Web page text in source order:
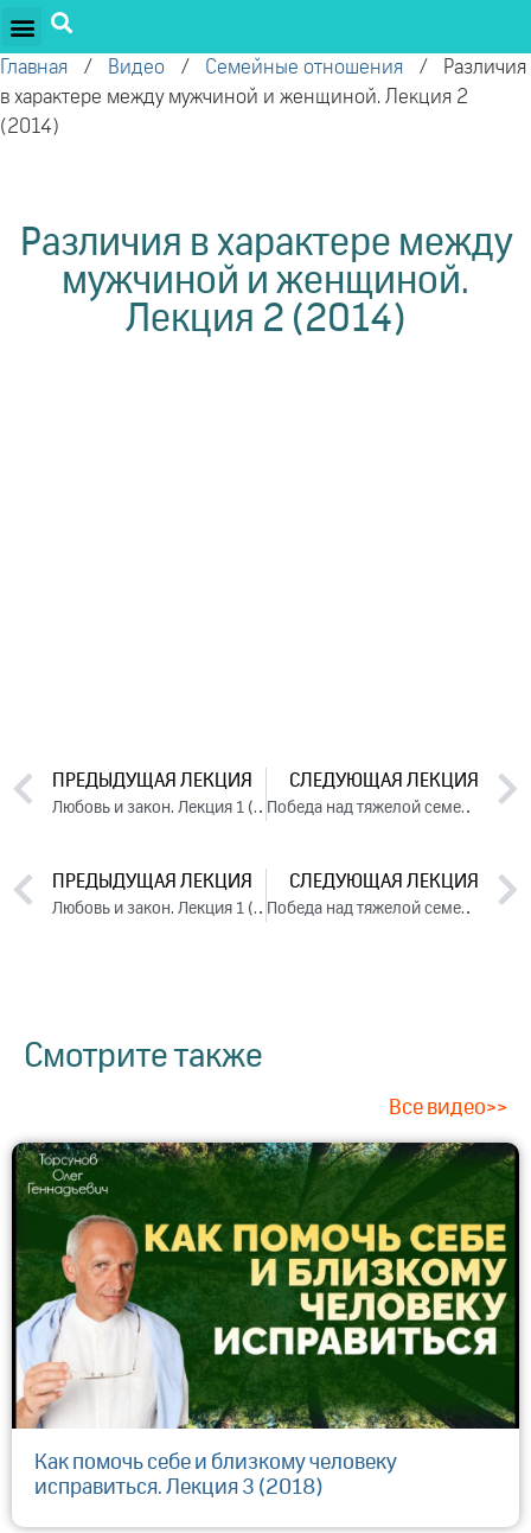
Главная / Видео / Семейные отношения /
Различия
в характере между мужчиной и женщиной. Лекция 2
(2014)
Различия в характере между
мужчиной и женщиной.
Лекция 2 (2014)
ПРЕДЫДУЩАЯ ЛЕКЦИЯ
Любовь и закон. Лекция 1 (2014)
СЛЕДУЮЩАЯ ЛЕКЦИЯ
Победа над тяжелой семейной кармой. Лекция 3 (2014)
ПРЕДЫДУЩАЯ ЛЕКЦИЯ
Любовь и закон. Лекция 1 (2014)
СЛЕДУЮЩАЯ ЛЕКЦИЯ
Победа над тяжелой семейной кармой. Лекция 3 (2014)
Смотрите также
Все видео>>
Как помочь себе и близкому человеку
исправиться. Лекция 3 (2018)